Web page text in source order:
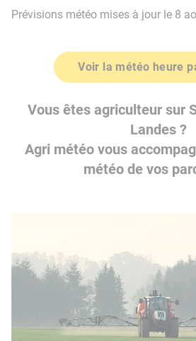
Prévisions météo mises à jour le 8
Voir la météo heure
Vous êtes agriculteur sur
Landes ?
Agri météo vous
météo de vos